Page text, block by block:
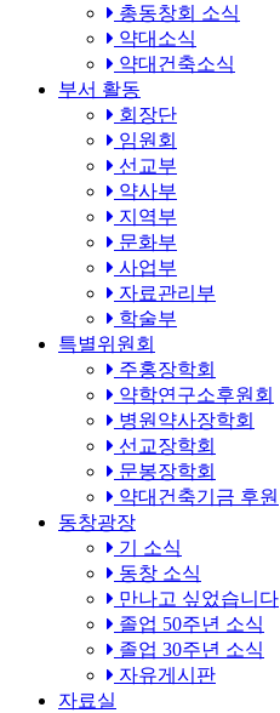
총동창회 소식
약대소식
약대건축소식
부서 활동
회장단
임원회
선교부
약사부
지역부
문화부
사업부
자료관리부
학술부
특별위원회
주홍장학회
약학연구소후원회
병원약사장학회
선교장학회
문봉장학회
약대건축기금 후원
동창광장
기 소식
동창 소식
만나고 싶었습니다
졸업 50주년 소식
졸업 30주년 소식
자유게시판
자료실